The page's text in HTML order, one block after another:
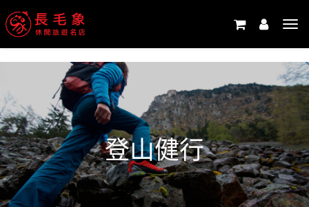
登山健行